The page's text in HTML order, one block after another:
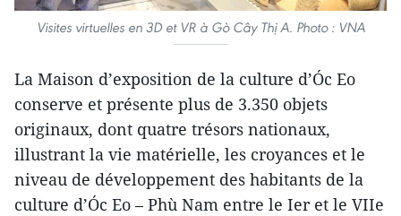
Visites virtuelles en 3D et VR à Gò Cây Thị A. Photo : VNA
La Maison d’exposition de la culture d’Óc Eo
conserve et présente plus de 3.350 objets
originaux, dont quatre trésors nationaux,
illustrant la vie matérielle, les croyances et le
niveau de développement des habitants de la
culture d’Óc Eo – Phù Nam entre le Ier et le VIIe